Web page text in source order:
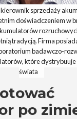
kierownik sprzedaży
doświadczeniem w
tradycją. Firma
badawczo-
które dystrybuuje
świata
po